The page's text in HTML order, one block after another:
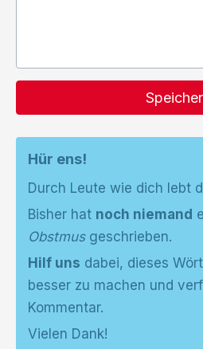
Hür ens!
Durch Leute wie dich lebt
Bisher hat noch niemand
Obstmusgeschrieben.
Hilf uns dabei, dieses
besser zu machen und
Kommentar.
Vielen Dank!